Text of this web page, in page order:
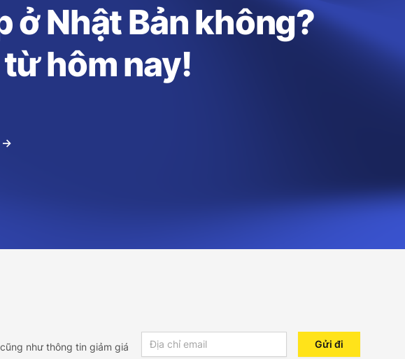
ở Nhật Bản không?
hôm nay!
→
như thông tin giảm giá
Email address Gửi đi